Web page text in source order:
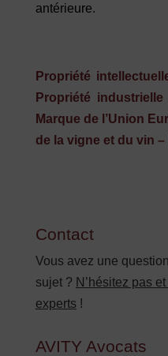
antérieure.
Propriété
Propriété
Marque de l’Union
de la vigne et du vin
Contact
Vous avez une
sujet ? N’hésitez pas
experts !
AVITY Avocats